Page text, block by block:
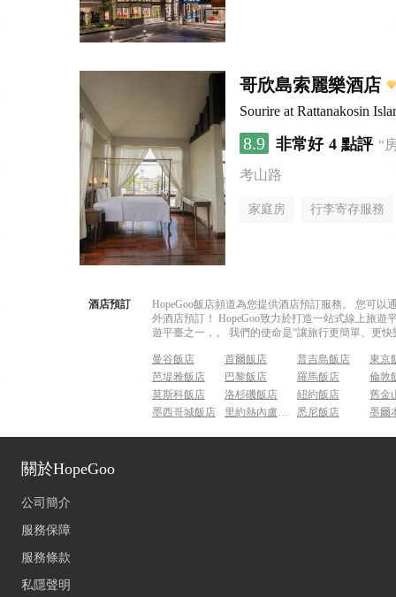
哥欣島索麗樂酒店
Sourire at Rattanakosin
8.9 非常好 4 點評 “
考山路
家庭房 行李寄存服務
酒店預訂
HopeGoo飯店頻道為您提供酒店預訂服務。 您可
外酒店預訂！ HopeGoo致力於打造一站式線上旅
遊平臺之一，。 我們的使命是“讓旅行更簡單、更
曼谷飯店 首爾飯店 普吉島飯店
東京
芭堤雅飯店
巴黎飯店 羅馬飯店
倫敦
莫斯科飯店
洛杉磯飯店 紐約飯店
舊金
墨西哥城飯店
里約熱內盧飯店 悉尼飯店 墨爾
關於HopeGoo
公司簡介
服務保障
服務條款
私隱聲明